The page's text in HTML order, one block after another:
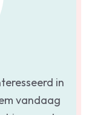
in
vandaag